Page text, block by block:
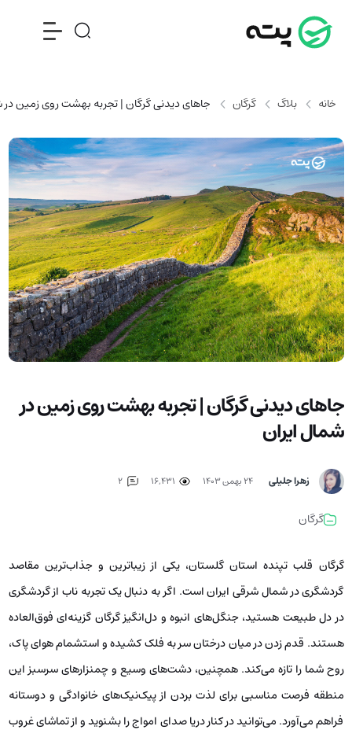
خانه بلاگ گرگان جاهای دیدنی گرگان | تجربه بهشت روی زمین در
جاهای دیدنی گرگان | تجربه بهشت روی زمین در
شمال ایران
زهرا جلیلی ۲۴ بهمن ۱۴۰۳ 2
گرگان
گرگان قلب تپنده استان گلستان، یکی از زیبا‌ترین و جذاب‌ترین مقاصد
گردشگری در شمال شرقی ایران است. اگر به دنبال یک تجربه ناب از گردشگری
در دل طبیعت هستید، جنگل‌های انبوه و دل‌انگیز گرگان گزینه‌ای فوق‌العاده
هستند. قدم زدن در میان درختان سر به فلک کشیده و استشمام هوای پاک،
روح شما را تازه می‌کند. همچنین، دشت‌های وسیع و چمنزارهای سرسبز این
منطقه فرصت مناسبی برای لذت بردن از پیک‌نیک‌های خانوادگی و دوستانه
فراهم می‌آورد. می‌توانید در کنار دریا صدای امواج را بشنوید و از تماشای غروب